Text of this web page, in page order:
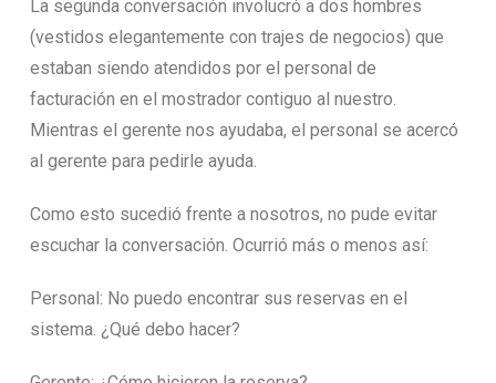
La segunda conversación involucró a dos hombres
(vestidos elegantemente con trajes de negocios) que
estaban siendo atendidos por el personal de
facturación en el mostrador contiguo al nuestro.
Mientras el gerente nos ayudaba, el personal se acercó
al gerente para pedirle ayuda.
Como esto sucedió frente a nosotros, no pude evitar
escuchar la conversación. Ocurrió más o menos así:
Personal: No puedo encontrar sus reservas en el
sistema. ¿Qué debo hacer?